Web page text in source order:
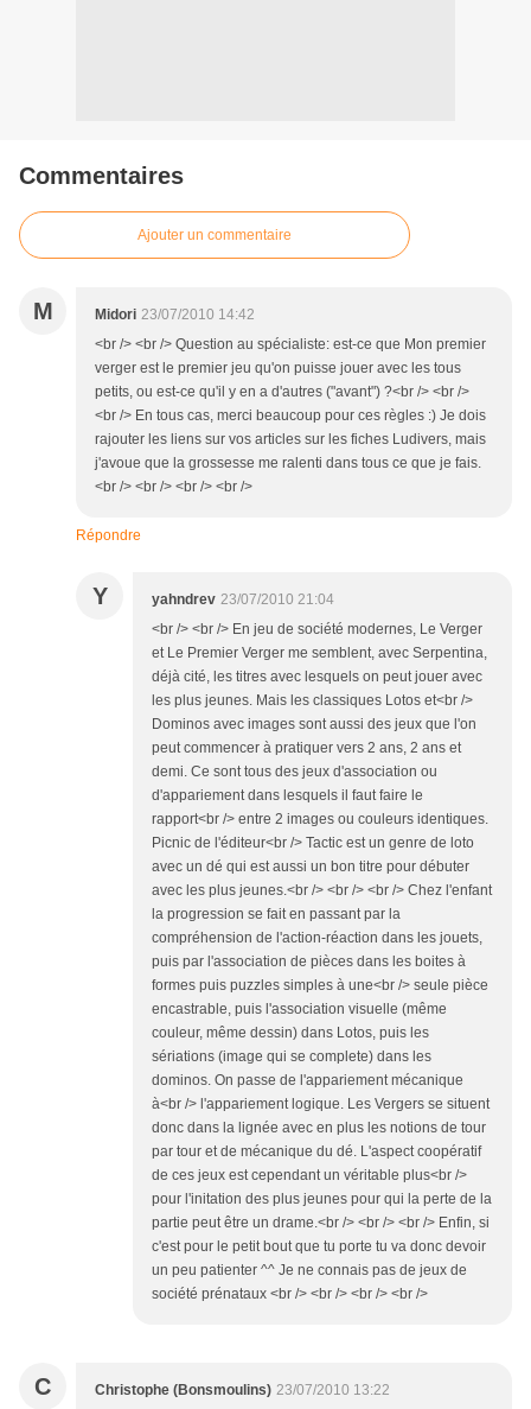
Commentaires
Ajouter un commentaire
M Midori 23/07/2010 14:42
<br /> <br /> Question au spécialiste: est-ce que Mon premier
verger est le premier jeu qu'on puisse jouer avec les tous
petits, ou est-ce qu'il y en a d'autres ("avant") ?<br /> <br />
<br /> En tous cas, merci beaucoup pour ces règles :) Je dois
rajouter les liens sur vos articles sur les fiches Ludivers, mais
j'avoue que la grossesse me ralenti dans tous ce que je fais.
<br /> <br /> <br /> <br />
Répondre
Y yahndrev 23/07/2010 21:04
<br /> <br /> En jeu de société modernes, Le Verger
et Le Premier Verger me semblent, avec Serpentina,
déjà cité, les titres avec lesquels on peut jouer avec
les plus jeunes. Mais les classiques Lotos et<br />
Dominos avec images sont aussi des jeux que l'on
peut commencer à pratiquer vers 2 ans, 2 ans et
demi. Ce sont tous des jeux d'association ou
d'appariement dans lesquels il faut faire le
rapport<br /> entre 2 images ou couleurs identiques.
Picnic de l'éditeur<br /> Tactic est un genre de loto
avec un dé qui est aussi un bon titre pour débuter
avec les plus jeunes.<br /> <br /> <br /> Chez l'enfant
la progression se fait en passant par la
compréhension de l'action-réaction dans les jouets,
puis par l'association de pièces dans les boites à
formes puis puzzles simples à une<br /> seule pièce
encastrable, puis l'association visuelle (même
couleur, même dessin) dans Lotos, puis les
sériations (image qui se complete) dans les
dominos. On passe de l'appariement mécanique
à<br /> l'appariement logique. Les Vergers se situent
donc dans la lignée avec en plus les notions de tour
par tour et de mécanique du dé. L'aspect coopératif
de ces jeux est cependant un véritable plus<br />
pour l'initation des plus jeunes pour qui la perte de la
partie peut être un drame.<br /> <br /> <br /> Enfin, si
c'est pour le petit bout que tu porte tu va donc devoir
un peu patienter ^^ Je ne connais pas de jeux de
société prénataux <br /> <br /> <br /> <br />
C Christophe (Bonsmoulins) 23/07/2010 13:22